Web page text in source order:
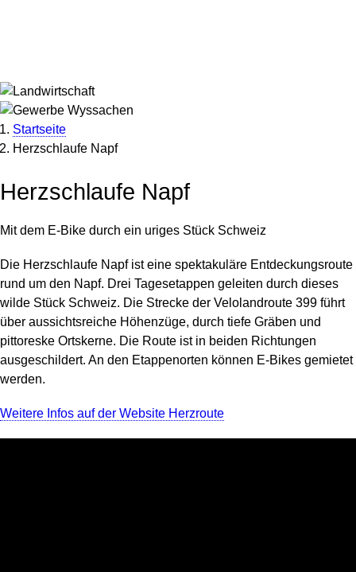
Pfadnavigation
Startseite
Herzschlaufe Napf
Herzschlaufe Napf
Mit dem E-Bike durch ein uriges Stück Schweiz
Die Herzschlaufe Napf ist eine spektakuläre Entdeckungsroute
rund um den Napf. Drei Tagesetappen geleiten durch dieses
wilde Stück Schweiz. Die Strecke der Velolandroute 399 führt
über aussichtsreiche Höhenzüge, durch tiefe Gräben und
pittoreske Ortskerne. Die Route ist in beiden Richtungen
ausgeschildert. An den Etappenorten können E-Bikes gemietet
werden.
Weitere Infos auf der Website Herzroute